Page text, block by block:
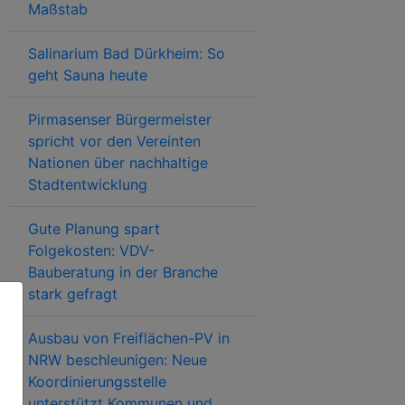
Maßstab
Salinarium Bad Dürkheim: So
geht Sauna heute
Pirmasenser Bürgermeister
spricht vor den Vereinten
Nationen über nachhaltige
Stadtentwicklung
Gute Planung spart
Folgekosten: VDV-
Bauberatung in der Branche
stark gefragt
Ausbau von Freiflächen-PV in
NRW beschleunigen: Neue
Koordinierungsstelle